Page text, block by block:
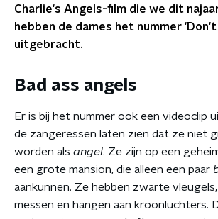
Charlie's Angels-film die we dit
hebben de dames het nummer
uitgebracht.
Bad ass angels
Er is bij het nummer ook een videoclip
de zangeressen laten zien dat ze niet
worden als angel. Ze zijn op een
een grote mansion, die alleen een paar
aankunnen. Ze hebben zwarte
messen en hangen aan kroonluchters.